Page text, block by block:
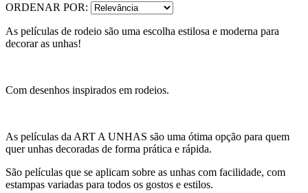
ORDENAR POR:
As películas de rodeio são uma escolha estilosa e moderna para
decorar as unhas!
Com desenhos inspirados em rodeios.
As películas da ART A UNHAS são uma ótima opção para quem
quer unhas decoradas de forma prática e rápida.
São películas que se aplicam sobre as unhas com facilidade, com
estampas variadas para todos os gostos e estilos.